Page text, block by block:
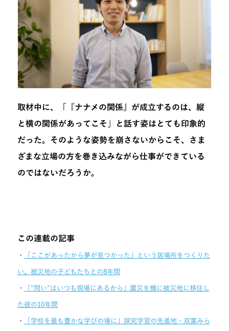
取材中に、「『ナナメの関係』が成立するのは、縦
と横の関係があってこそ」と話す姿はとても印象的
だった。そのような姿勢を崩さないからこそ、さま
ざまな立場の方を巻き込みながら仕事ができている
のではないだろうか。
この連載の記事
・ 「ここがあったから夢が見つかった」という居場所をつくりた
い。被災地の子どもたちとの8年間
・ 「“問い”はいつも現場にあるから」震災を機に被災地に移住し
た彼の10年間
・ 「学校を最も豊かな学びの場に」探究学習の先進地・双葉みら